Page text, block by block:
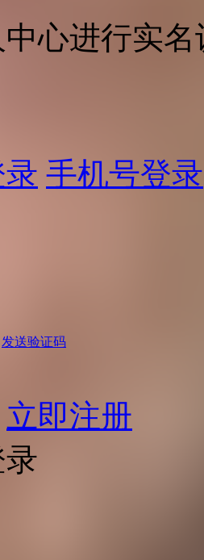
心进行实名
手机号登录
发送验证码
立即注册